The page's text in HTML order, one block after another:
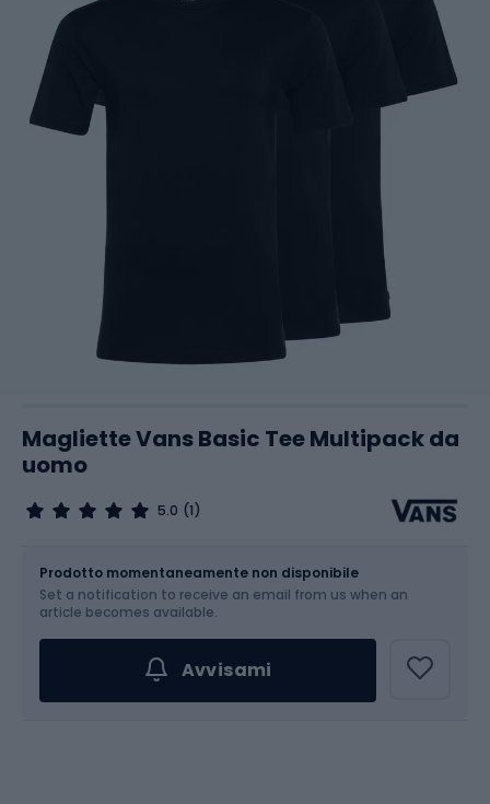
Magliette Vans Basic Tee Multipack da
uomo
5.0 (1)
Scegli un'opzione...
Prodotto momentaneamente non disponibile
Set a notification to receive an email from us when an
article becomes available.
Avvisami